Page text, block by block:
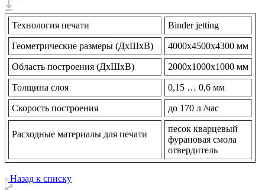
Технология печати Binder jetting
Геометрические размеры (ДхШхВ) 4000х4500х4300 мм
Область построения (ДхШхВ) 2000х1000х1000 мм
Толщина слоя 0,15 … 0,6 мм
Скорость построения до 170 л /час
Расходные материалы для печати
песок кварцевый
фурановая смола
отвердитель
Назад к списку